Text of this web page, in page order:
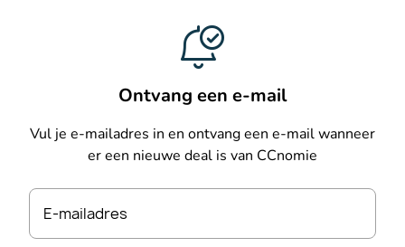
Ontvang een e-mail
Vul je e-mailadres in en ontvang een e-mail wanneer
er een nieuwe deal is van CCnomie
E-mailadres